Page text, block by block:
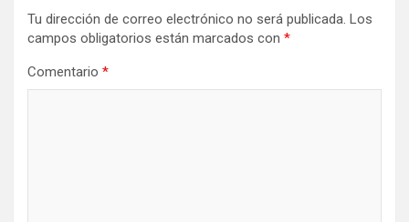
Tu dirección de correo electrónico no será publicada. Los
campos obligatorios están marcados con *
Comentario *